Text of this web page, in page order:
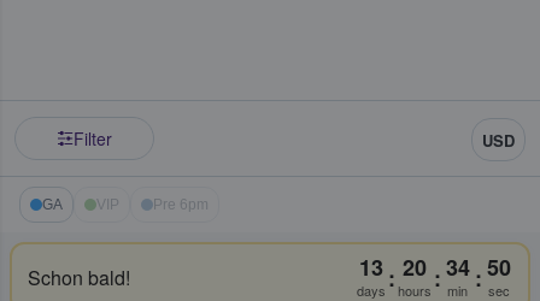
Filter USD
GA VIP Pre 6pm
Schon bald! 13
days : 20
hours :34
min :50
sec